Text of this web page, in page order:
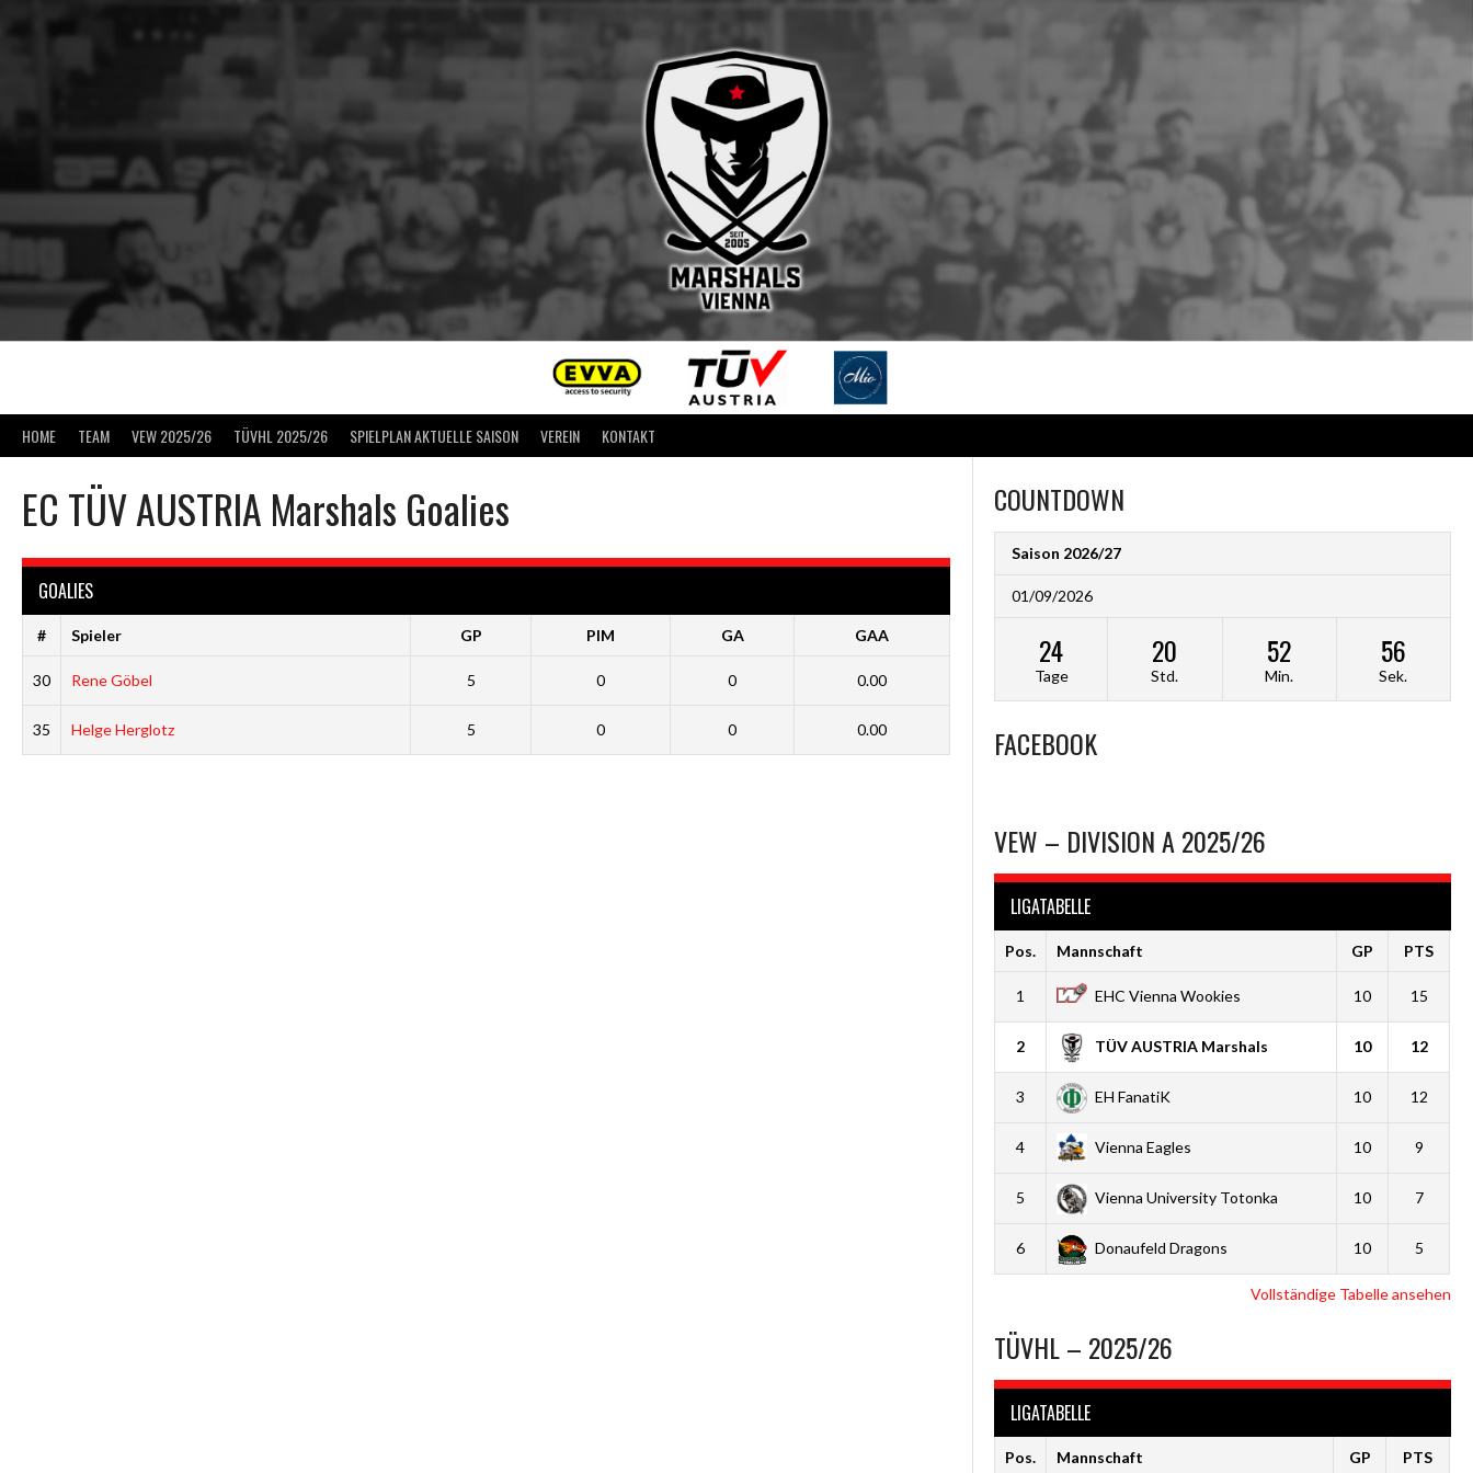
HOME TEAM VEW 2025/26 TÜVHL 2025/26 SPIELPLAN AKTUELLE SAISON VEREIN KONTAKT
EC TÜV AUSTRIA Marshals Goalies
GOALIES
# Spieler GP PIM GA GAA
30 Rene Göbel 5 0 0 0.00
35 Helge Herglotz 5 0 0 0.00
COUNTDOWN
Saison 2026/27
01/09/2026
24
Tage
20
Std.
52
Min.
55
Sek.
FACEBOOK
VEW – DIVISION A 2025/26
LIGATABELLE
Pos. Mannschaft GP PTS
1 EHC Vienna Wookies 10 15
2 TÜV AUSTRIA Marshals 10 12
3 EH FanatiK 10 12
4 Vienna Eagles 10 9
5 Vienna University Totonka 10 7
6 Donaufeld Dragons 10 5
Vollständige Tabelle ansehen
TÜVHL – 2025/26
LIGATABELLE
Pos. Mannschaft GP PTS